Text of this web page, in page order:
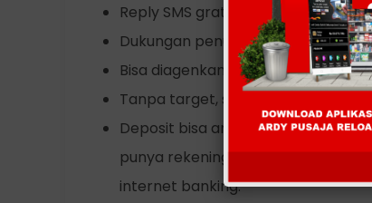
Reply SMS gratis sehingga
Dukungan penuh online customer
Bisa diagenkan atau
Tanpa target, saldo anda tidak
Deposit bisa anda lakukan melalui
punya rekening) serta bisa juga
internet banking.